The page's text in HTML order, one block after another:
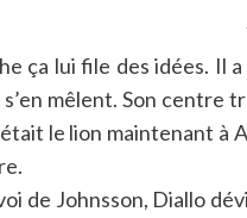
ça lui file des idées. Il
mêlent. Son
le lion maintenant à
de Johnsson, Diallo